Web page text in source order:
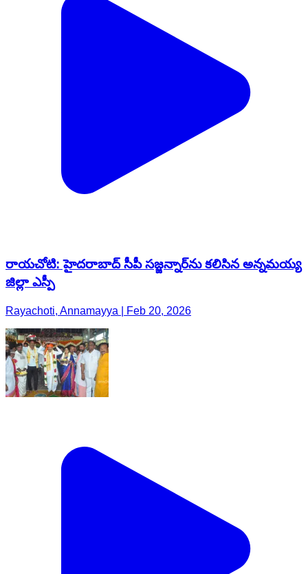
రాయచోటి: హైదరాబాద్ సీపీ సజ్జన్నార్‌ను కలిసిన అన్నమయ్య
జిల్లా ఎస్పీ
Rayachoti, Annamayya | Feb 20, 2026